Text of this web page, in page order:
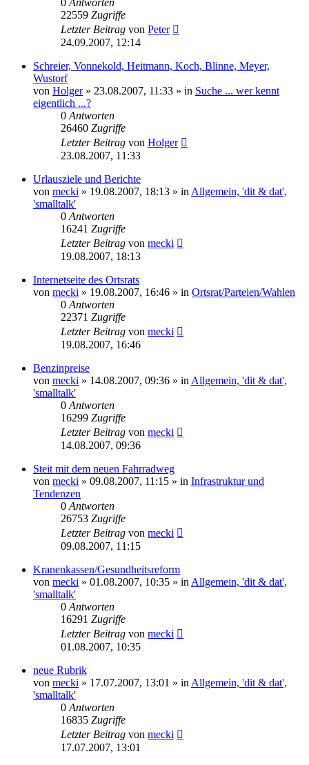
22559 Zugriffe
Letzter Beitrag von Peter
24.09.2007, 12:14
Schreier, Vonnekold, Heitmann, Koch, Blinne, Meyer,
Wustorf
von Holger» 23.08.2007, 11:33 » in Suche ... wer kennt
eigentlich ...?
0 Antworten
26460 Zugriffe
Letzter Beitrag von Holger
23.08.2007, 11:33
Urlausziele und Berichte
von mecki » 19.08.2007, 18:13 » in Allgemein, 'dit & dat',
'smalltalk'
0 Antworten
16241 Zugriffe
Letzter Beitrag von mecki
19.08.2007, 18:13
Internetseite des Ortsrats
von mecki » 19.08.2007, 16:46 » in Ortsrat/Parteien/Wahlen
0 Antworten
22371 Zugriffe
Letzter Beitrag von mecki
19.08.2007, 16:46
Benzinpreise
von mecki » 14.08.2007, 09:36 » in Allgemein, 'dit & dat',
'smalltalk'
0 Antworten
16299 Zugriffe
Letzter Beitrag von mecki
14.08.2007, 09:36
Steit mit dem neuen Fahrradweg
von mecki » 09.08.2007, 11:15 » in Infrastruktur und
Tendenzen
0 Antworten
26753 Zugriffe
Letzter Beitrag von mecki
09.08.2007, 11:15
Kranenkassen/Gesundheitsreform
von mecki » 01.08.2007, 10:35 » in Allgemein, 'dit & dat',
'smalltalk'
0 Antworten
16291 Zugriffe
Letzter Beitrag von mecki
01.08.2007, 10:35
neue Rubrik
von mecki » 17.07.2007, 13:01 » in Allgemein, 'dit & dat',
'smalltalk'
0 Antworten
16835 Zugriffe
Letzter Beitrag von mecki
17.07.2007, 13:01